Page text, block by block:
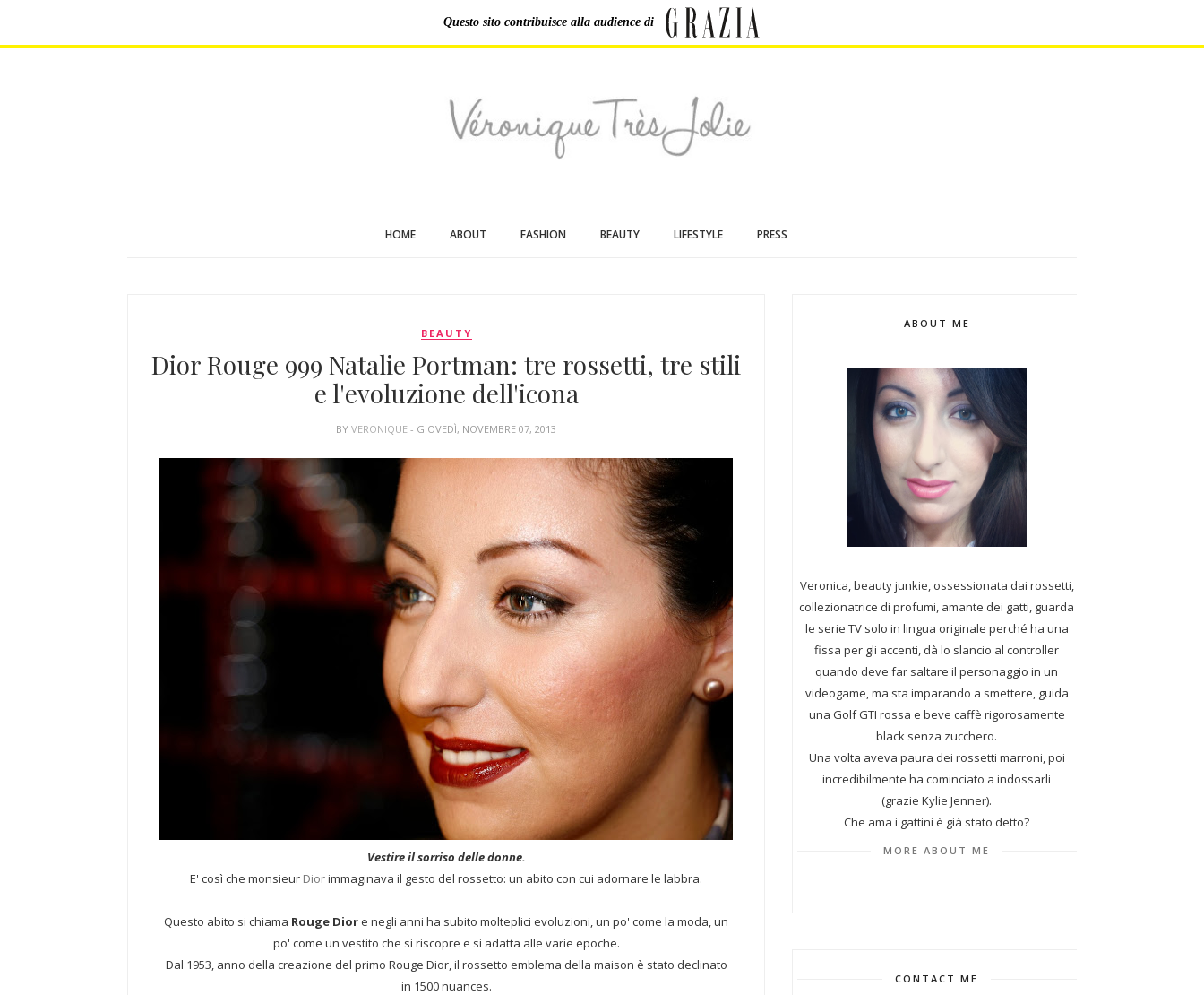
Questo sito contribuisce alla audience di
HOME ABOUT FASHION BEAUTY LIFESTYLE PRESS
BEAUTY
Dior Rouge 999 Natalie Portman: tre rossetti, tre stili
e l'evoluzione dell'icona
BYVERONIQUE- GIOVEDÌ, NOVEMBRE 07, 2013
Vestire il sorriso delle donne.
E' così che monsieur Diorimmaginava il gesto del rossetto: un abito con cui adornare le labbra.
Questo abito si chiama Rouge Dior e negli anni ha subito molteplici evoluzioni, un po' come la moda, un
po' come un vestito che si riscopre e si adatta alle varie epoche.
Dal 1953, anno della creazione del primo Rouge Dior, il rossetto emblema della maison è stato declinato
in 1500 nuances.
ABOUT ME
Veronica, beauty junkie, ossessionata dai rossetti,
collezionatrice di profumi, amante dei gatti, guarda
le serie TV solo in lingua originale perché ha una
fissa per gli accenti, dà lo slancio al controller
quando deve far saltare il personaggio in un
videogame, ma sta imparando a smettere, guida
una Golf GTI rossa e beve caffè rigorosamente
black senza zucchero.
Una volta aveva paura dei rossetti marroni, poi
incredibilmente ha cominciato a indossarli
(grazie Kylie Jenner).
Che ama i gattini è già stato detto?
MORE ABOUT ME
CONTACT ME